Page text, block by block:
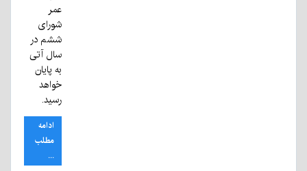
عمر
شورای
ششم در
سال آتی
به پایان
خواهد
رسید.
ادامه
مطلب
...